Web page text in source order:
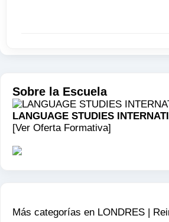
Sobre la Escuela
LANGUAGE STUDIES
[Ver Oferta Formativa]
Más categorías en LONDRES |